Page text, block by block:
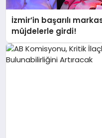
İzmir’in başarılı
müjdelerle girdi!